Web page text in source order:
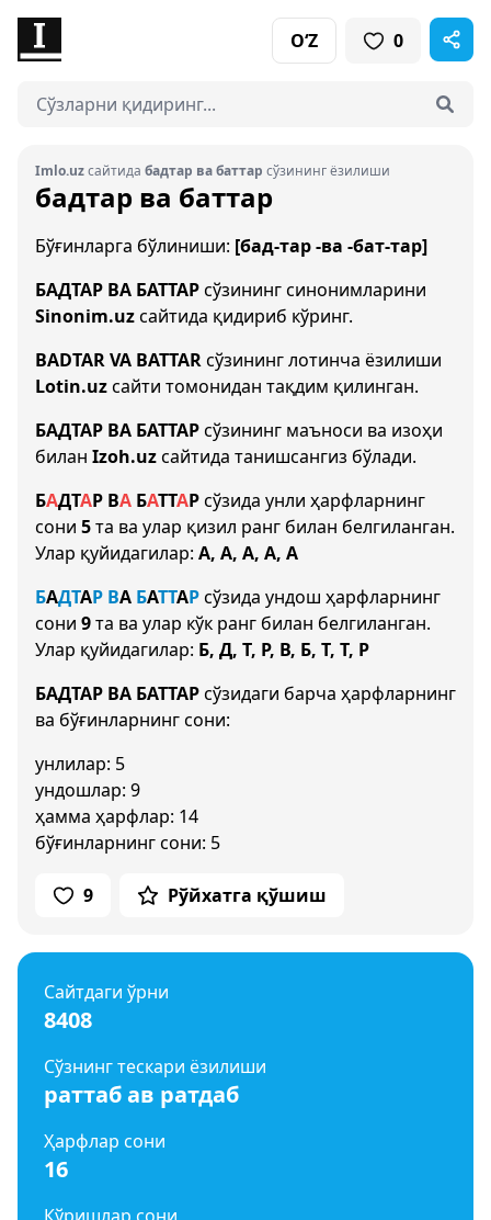
O‘Z 0
Imlo.uzсайтида бадтар ва баттар сўзининг ёзилиши
бадтар ва баттар
Бўғинларга бўлиниши: [бад-тар -ва -бат-тар]
БАДТАР ВА БАТТАРсўзининг синонимларини
Sinonim.uzсайтида қидириб кўринг.
BADTAR VA BATTARсўзининг лотинча ёзилиши
Lotin.uzсайти томонидан тақдим қилинган.
БАДТАР ВА БАТТАРсўзининг маъноси ва изоҳи
билан Izoh.uzсайтида танишсангиз бўлади.
БАДТАР ВА БАТТАРсўзида унли ҳарфларнинг
сони 5та ва улар қизил ранг билан белгиланган.
Улар қуйидагилар: А, А, А, А, А
БАДТАР ВА БАТТАРсўзида ундош ҳарфларнинг
сони 9та ва улар кўк ранг билан белгиланган.
Улар қуйидагилар: Б, Д, Т, Р, В, Б, Т, Т, Р
БАДТАР ВА БАТТАРсўзидаги барча ҳарфларнинг
ва бўғинларнинг сони:
унлилар: 5
ундошлар: 9
ҳамма ҳарфлар: 14
бўғинларнинг сони: 5
9 Рўйхатга қўшиш
Сайтдаги ўрни
8408
Сўзнинг тескари ёзилиши
раттаб ав ратдаб
Ҳарфлар сони
16